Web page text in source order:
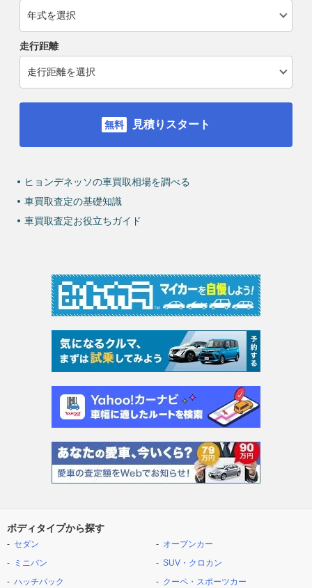
走行距離
見積りスタート
ヒョンデネッソの車買取相場を調べる
車買取査定の基礎知識
車買取査定お役立ちガイド
ボディタイプから探す
セダン
ミニバン
ハッチバック
オープンカー
SUV・クロカン
クーペ・スポーツカー